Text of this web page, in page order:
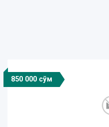
850 000 сўм